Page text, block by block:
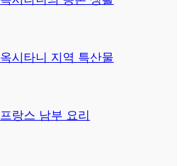
옥시타니 지역 특산물
프랑스 남부 요리